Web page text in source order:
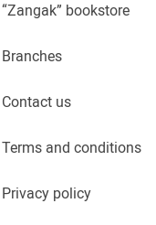
“Zangak” bookstore
Branches
Contact us
Terms and conditions
Privacy policy